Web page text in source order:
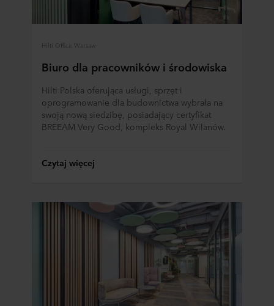
Hilti Office Warsaw
Biuro dla pracowników i środowiska
Hilti Polska oferująca usługi, sprzęt i
oprogramowanie dla budownictwa wybrała na
swoją nową siedzibę, posiadający certyfikat
BREEAM Very Good, kompleks Royal Wilanów.
Czytaj więcej